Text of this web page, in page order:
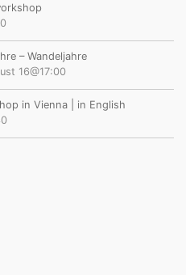
– Wandeljahre
16@17:00
in Vienna | in English